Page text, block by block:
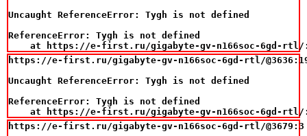
Uncaught ReferenceError: Tygh is not defined
ReferenceError: Tygh is not defined
at https://e-first.ru/gigabyte-gv-n166soc-6gd-rtl/
https://e-first.ru/gigabyte-gv-n166soc-6gd-rtl/
Uncaught ReferenceError: Tygh is not defined
ReferenceError: Tygh is not defined
at https://e-first.ru/gigabyte-gv-n166soc-6gd-rtl/
https://e-first.ru/gigabyte-gv-n166soc-6gd-rtl/@3679:3